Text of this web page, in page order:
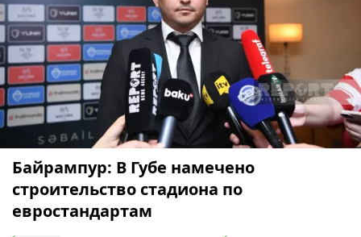
Байрампур: В Губе намечено
строительство стадиона по
евростандартам